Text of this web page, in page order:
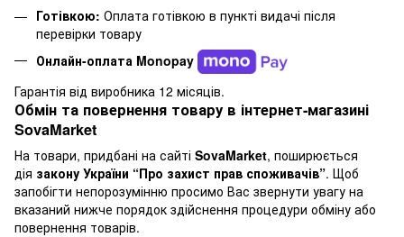
Готівкою: Оплата готівкою в пункті видачі після
перевірки товару
Онлайн-оплата Monopay
Гарантія від виробника 12 місяців.
Обмін та повернення товару в інтернет-магазині
SovaMarket
На товари, придбані на сайті SovaMarket, поширюється
дія закону України “Про захист прав споживачів”. Щоб
запобігти непорозумінню просимо Вас звернути увагу на
вказаний нижче порядок здійснення процедури обміну або
повернення товарів.